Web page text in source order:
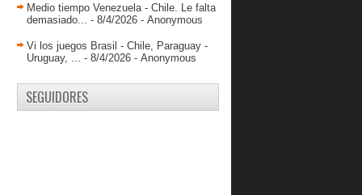
último juego ...
junio 2012
( 58 )
mayo 2012( 79 )
abril 2012( 67 )
marzo 2012( 79 )
Medio tiempo Venezuela - Chile. Le falta
demasiado... - 8/4/2026 - Anonymous
Vi los juegos Brasil - Chile, Paraguay -
Uruguay, ... - 8/4/2026 - Anonymous
SEGUIDORES